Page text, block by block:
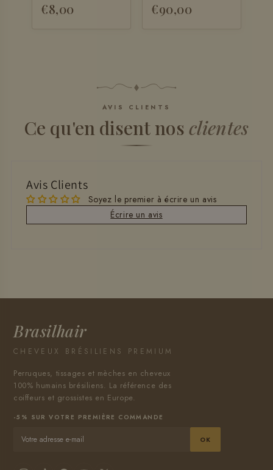
€8,00 €90,00
AVIS CLIENTS
Ce qu'en disent nos clientes
Avis Clients
Soyez le premier à écrire un avis
Écrire un avis
Brasilhair
CHEVEUX BRÉSILIENS PREMIUM
Perruques, tissages et mèches en cheveux
100% humains brésiliens. La référence des
coiffeurs et grossistes en Europe.
-5% SUR VOTRE PREMIÈRE COMMANDE
OK